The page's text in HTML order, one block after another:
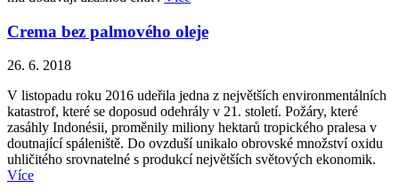
Crema bez palmového oleje
26. 6. 2018
V listopadu roku 2016 udeřila jedna z největších environmentálních
katastrof, které se doposud odehrály v 21. století. Požáry, které
zasáhly Indonésii, proměnily miliony hektarů tropického pralesa v
doutnající spáleniště. Do ovzduší unikalo obrovské množství oxidu
uhličitého srovnatelné s produkcí největších světových ekonomik.
Více